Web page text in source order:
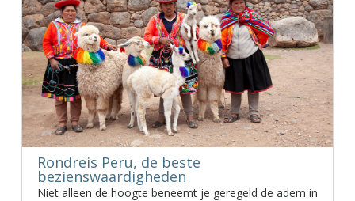
Rondreis Peru, de beste
bezienswaardigheden
Niet alleen de hoogte beneemt je geregeld de adem in